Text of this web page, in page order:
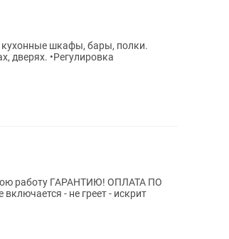
кухонные шкафы, бары, полки.
дверях. •Регулировка
работу ГАРАНТИЮ! ОПЛАТА ПО